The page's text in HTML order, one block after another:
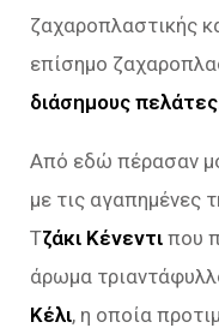
ζαχαροπλαστικής
επίσημο
διάσημους
Από εδώ πέρασαν
με τις αγαπημένες
Τζάκι Κένεντι που
άρωμα
Κέλι, η οποία